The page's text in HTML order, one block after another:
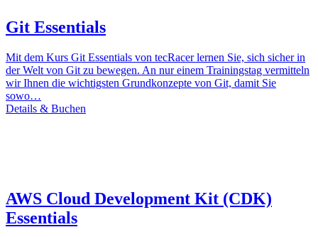
Git Essentials
Mit dem Kurs Git Essentials von tecRacer lernen Sie, sich sicher in
der Welt von Git zu bewegen. An nur einem Trainingstag vermitteln
wir Ihnen die wichtigsten Grundkonzepte von Git, damit Sie
sowo…
Details & Buchen
AWS Cloud Development Kit (CDK)
Essentials